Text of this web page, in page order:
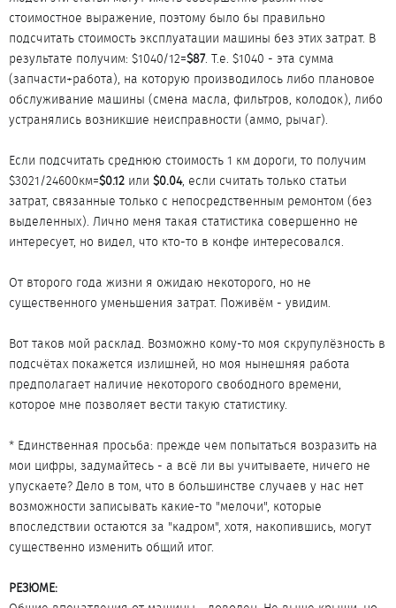
стоимостное выражение, поэтому было бы правильно
подсчитать стоимость эксплуатации машины без этих затрат. В
результате получим: $1040/12=$87. Т.е. $1040 - эта сумма
(запчасти+работа), на которую производилось либо плановое
обслуживание машины (смена масла, фильтров, колодок), либо
устранялись возникшие неисправности (аммо, рычаг).
Если подсчитать среднюю стоимость 1 км дороги, то получим
$3021/24600км=$0.12 или $0.04, если считать только статьи
затрат, связанные только с непосредственным ремонтом (без
выделенных). Лично меня такая статистика совершенно не
интересует, но видел, что кто-то в конфе интересовался.
От второго года жизни я ожидаю некоторого, но не
существенного уменьшения затрат. Поживём - увидим.
Вот таков мой расклад. Возможно кому-то моя скрупулёзность в
подсчётах покажется излишней, но моя нынешняя работа
предполагает наличие некоторого свободного времени,
которое мне позволяет вести такую статистику.
* Единственная просьба: прежде чем попытаться возразить на
мои цифры, задумайтесь - а всё ли вы учитываете, ничего не
упускаете? Дело в том, что в большинстве случаев у нас нет
возможности записывать какие-то "мелочи", которые
впоследствии остаются за "кадром", хотя, накопившись, могут
существенно изменить общий итог.
РЕЗЮМЕ: